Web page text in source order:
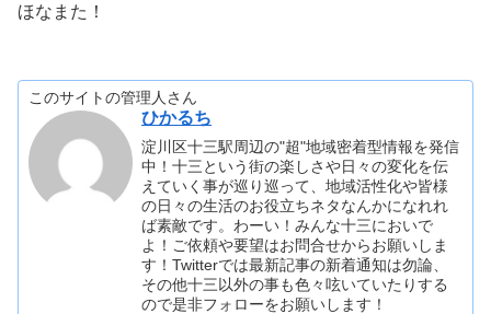
ほなまた！
このサイトの管理人さん
ひかるち
淀川区十三駅周辺の"超"地域密着型情報を発信
中！十三という街の楽しさや日々の変化を伝
えていく事が巡り巡って、地域活性化や皆様
の日々の生活のお役立ちネタなんかになれれ
ば素敵です。わーい！みんな十三においで
よ！ご依頼や要望はお問合せからお願いしま
す！Twitterでは最新記事の新着通知は勿論、
その他十三以外の事も色々呟いていたりする
ので是非フォローをお願いします！